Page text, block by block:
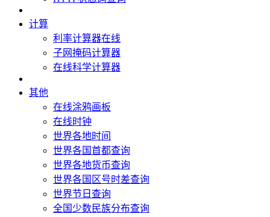
计算
利率计算器在线
子网掩码计算器
在线科学计算器
其他
在线涂鸦画板
在线时钟
世界各地时间
世界各国首都查询
世界各地货币查询
世界各国区号时差查询
世界节日查询
全国少数民族分布查询